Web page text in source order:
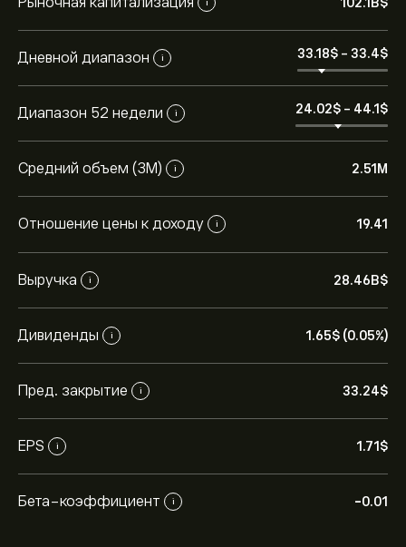
i
Дневной диапазон i 33.18‎$‎ - 33.4‎$‎
Диапазон 52 недели i 24.02‎$‎ - 44.1‎$‎
Средний объем (3М) i 2.51M
Отношение цены к доходу i 19.41
Выручка i 28.46B‎$‎
Дивиденды i 1.65‎$‎ (0.05%)
Пред. закрытие i 33.24‎$‎
EPS i 1.71‎$‎
Бета-коэффициент i -0.01
Текущая цена акции 1179.HK составляет 33.24‎$‎.
чтобы получить подробные прогнозы и целевые
Аналитики предоставляют прогнозы по акции H
World Group Limited, основываясь на рыночных
тенденциях, финансовых отчетах и
предполагаемом росте. Ознакомьтесь с последним
прогнозом для будущих изменений цены.